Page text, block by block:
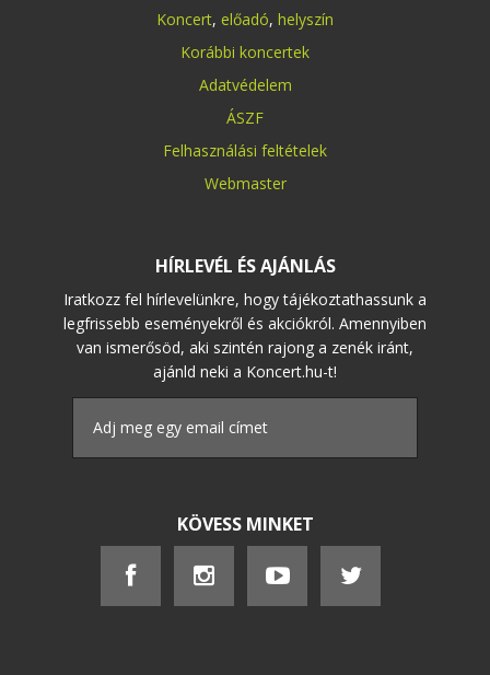
Koncert, előadó, helyszín
Korábbi koncertek
Adatvédelem
ÁSZF
Felhasználási feltételek
Webmaster
HÍRLEVÉL ÉS AJÁNLÁS
Iratkozz fel hírlevelünkre, hogy tájékoztathassunk a
legfrissebb eseményekről és akciókról. Amennyiben
van ismerősöd, aki szintén rajong a zenék iránt,
ajánld neki a Koncert.hu-t!
KÖVESS MINKET